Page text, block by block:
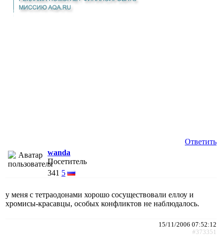
Ответить
wanda
Посетитель
341 5
у меня с тетраодонами хорошо сосуществовали еллоу и
хромисы-красавцы, особых конфликтов не наблюдалось.
15/11/2006 07:52:12
#373351